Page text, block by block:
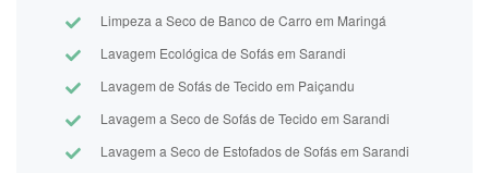
Limpeza a Seco de Banco de Carro em Maringá
Lavagem Ecológica de Sofás em Sarandi
Lavagem de Sofás de Tecido em Paiçandu
Lavagem a Seco de Sofás de Tecido em Sarandi
Lavagem a Seco de Estofados de Sofás em Sarandi